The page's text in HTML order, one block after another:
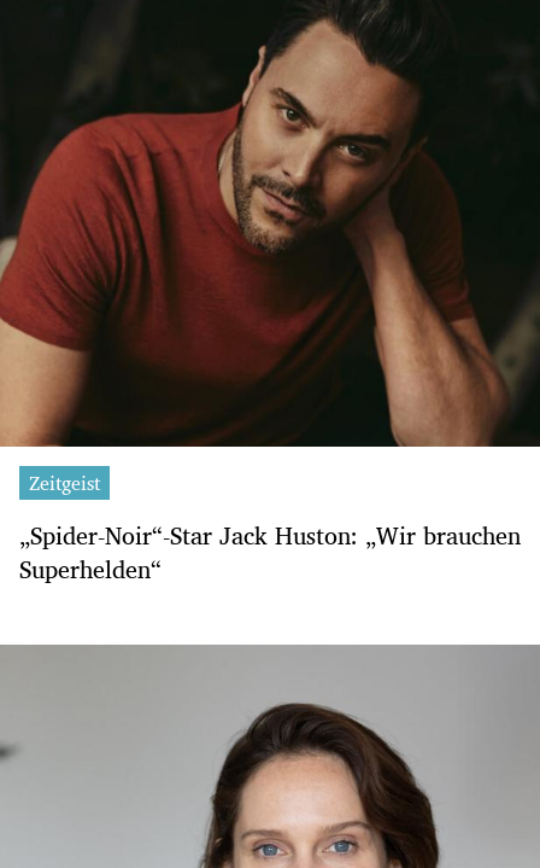
Zeitgeist
„Spider-Noir“-Star Jack Huston: „Wir brauchen
Superhelden“